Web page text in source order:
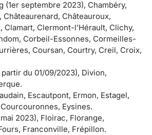
septembre 2023), Chambéry,
Châteauroux,
Clermont-l’Hérault, Clichy,
Corbeil-Essonnes, Cormeilles-
Coursan, Courtry, Creil, Croix,
du 01/09/2023), Divion,
Escautpont, Ermon, Estagel,
Eysines.
2023), Floirac, Florange,
Franconville, Frépillon.